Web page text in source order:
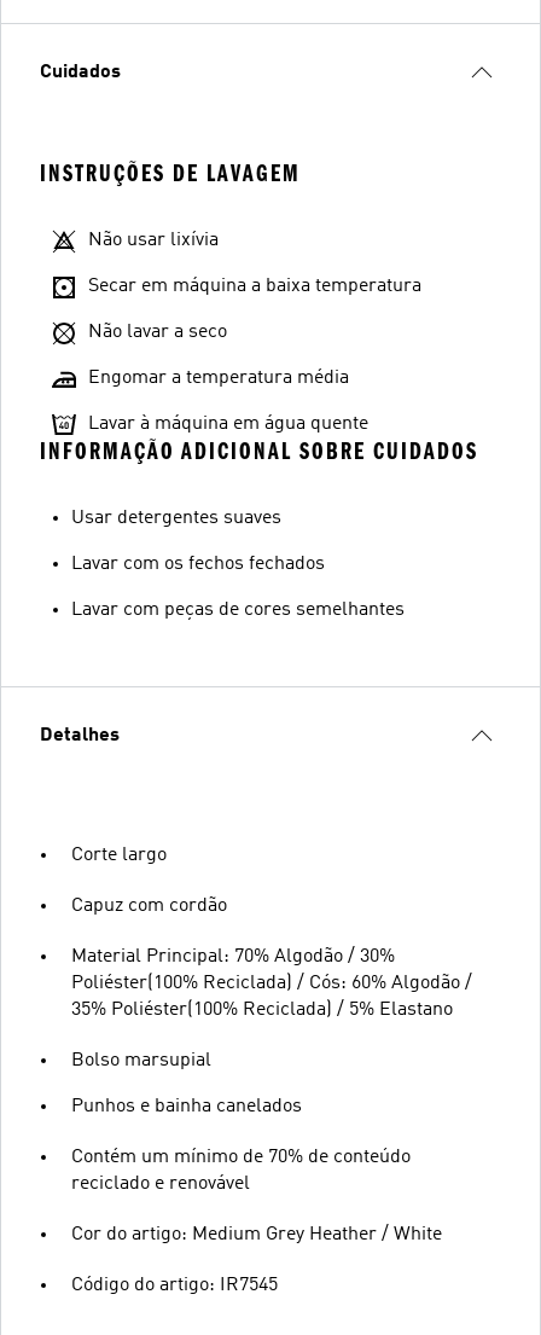
Cuidados
INSTRUÇÕES DE LAVAGEM
Não usar lixívia
Secar em máquina a baixa temperatura
Não lavar a seco
Engomar a temperatura média
Lavar à máquina em água quente
INFORMAÇÃO ADICIONAL SOBRE CUIDADOS
Usar detergentes suaves
Lavar com os fechos fechados
Lavar com peças de cores semelhantes
Detalhes
Corte largo
Capuz com cordão
Material Principal: 70% Algodão / 30%
Poliéster(100% Reciclada) / Cós: 60% Algodão /
35% Poliéster(100% Reciclada) / 5% Elastano
Bolso marsupial
Punhos e bainha canelados
Contém um mínimo de 70% de conteúdo
reciclado e renovável
Cor do artigo: Medium Grey Heather / White
Código do artigo: IR7545